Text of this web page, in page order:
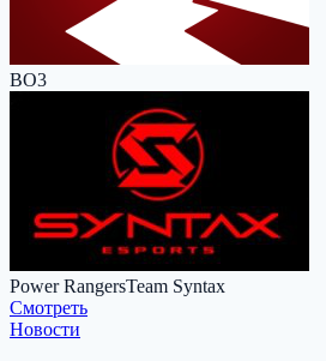
BO3
Power RangersTeam Syntax
Cмотреть
Новости